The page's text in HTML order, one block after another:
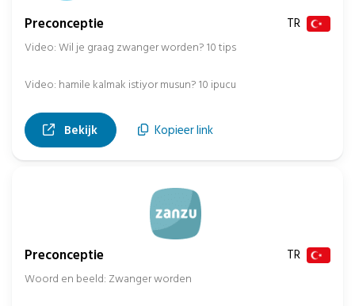
Preconceptie TR
Video: Wil je graag zwanger worden? 10 tips
Video: hamile kalmak istiyor musun? 10 ipucu
Bekijk, opent in nieuw tabblad
Kopieer link
Preconceptie TR
Woord en beeld: Zwanger worden